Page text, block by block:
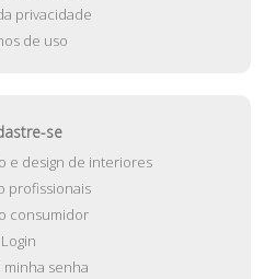
privacidade
de uso
se
e design de interiores
profissionais
consumidor
Login
minha senha